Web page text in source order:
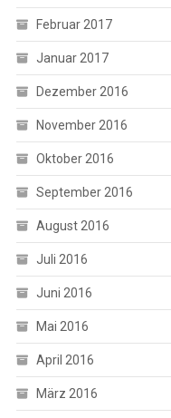
Februar 2017
Januar 2017
Dezember 2016
November 2016
Oktober 2016
September 2016
August 2016
Juli 2016
Juni 2016
Mai 2016
April 2016
März 2016